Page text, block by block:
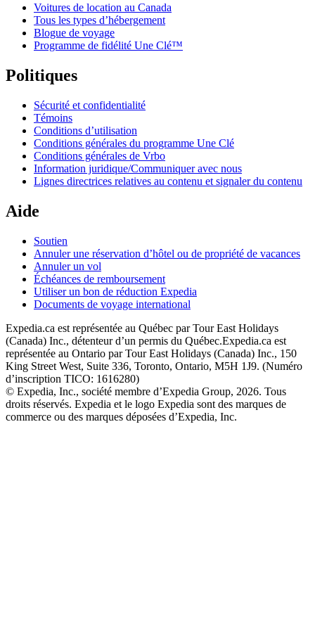
Voitures de location au Canada
Tous les types d’hébergement
Blogue de voyage
Programme de fidélité Une Clé™
Politiques
Sécurité et confidentialité
Témoins
Conditions d’utilisation
Conditions générales du programme Une Clé
Conditions générales de Vrbo
Information juridique/Communiquer avec nous
Lignes directrices relatives au contenu et signaler du contenu
Aide
Soutien
Annuler une réservation d’hôtel ou de propriété de vacances
Annuler un vol
Échéances de remboursement
Utiliser un bon de réduction Expedia
Documents de voyage international
Expedia.ca est représentée au Québec par Tour East Holidays
(Canada) Inc., détenteur d’un permis du Québec.Expedia.ca est
représentée au Ontario par Tour East Holidays (Canada) Inc., 150
King Street West, Suite 336, Toronto, Ontario, M5H 1J9. (Numéro
d’inscription TICO: 1616280)
© Expedia, Inc., société membre d’Expedia Group, 2026. Tous
droits réservés. Expedia et le logo Expedia sont des marques de
commerce ou des marques déposées d’Expedia, Inc.